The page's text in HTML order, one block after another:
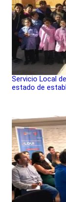
Servicio Local
estado de